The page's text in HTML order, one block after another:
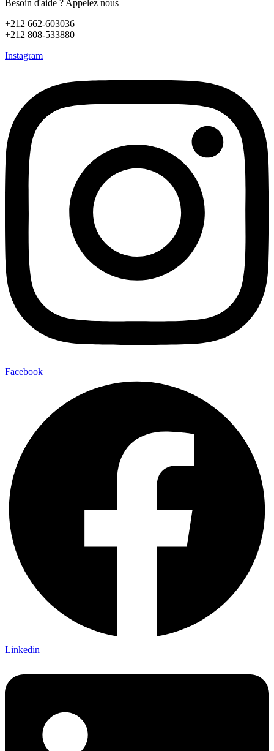
Besoin d'aide ? Appelez nous
+212 662-603036
+212 808-533880
Instagram
Facebook
Linkedin